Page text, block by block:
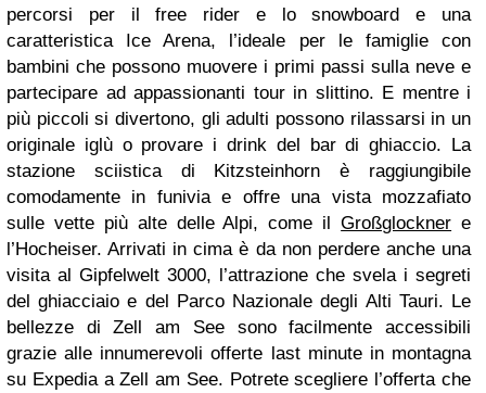
percorsi per il free rider e lo snowboard e una
caratteristica Ice Arena, l’ideale per le famiglie con
bambini che possono muovere i primi passi sulla neve e
partecipare ad appassionanti tour in slittino. E mentre i
più piccoli si divertono, gli adulti possono rilassarsi in un
originale iglù o provare i drink del bar di ghiaccio. La
stazione sciistica di Kitzsteinhorn è raggiungibile
comodamente in funivia e offre una vista mozzafiato
sulle vette più alte delle Alpi, come ilGroßglockner e
l’Hocheiser. Arrivati in cima è da non perdere anche una
visita al Gipfelwelt 3000, l’attrazione che svela i segreti
del ghiacciaio e del Parco Nazionale degli Alti Tauri. Le
bellezze di Zell am See sono facilmente accessibili
grazie alle innumerevoli offerte last minute in montagna
su Expedia a Zell am See. Potrete scegliere l’offerta che